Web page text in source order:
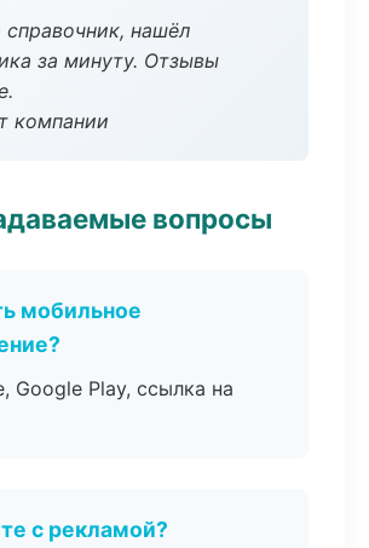
нашёл
за минуту. Отзывы
компании
вопросы
мобильное
Google Play, ссылка на
с рекламой?